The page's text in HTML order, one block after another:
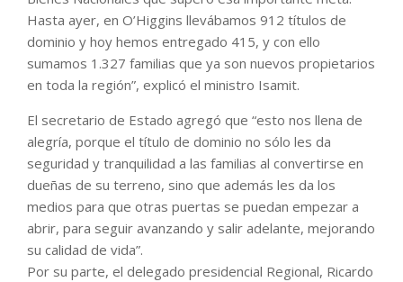
Hasta ayer, en O’Higgins llevábamos 912 títulos de
dominio y hoy hemos entregado 415, y con ello
sumamos 1.327 familias que ya son nuevos propietarios
en toda la región”, explicó el ministro Isamit.
El secretario de Estado agregó que “esto nos llena de
alegría, porque el título de dominio no sólo les da
seguridad y tranquilidad a las familias al convertirse en
dueñas de su terreno, sino que además les da los
medios para que otras puertas se puedan empezar a
abrir, para seguir avanzando y salir adelante, mejorando
su calidad de vida”.
Por su parte, el delegado presidencial Regional, Ricardo